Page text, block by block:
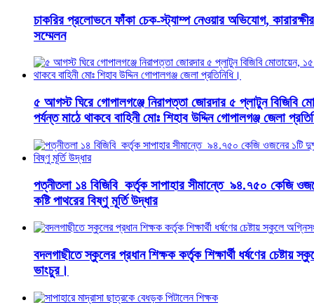
চাকরির প্রলোভনে ফাঁকা চেক-স্ট্যাম্প নেওয়ার অভিযোগ,
সম্মেলন
৫ আগস্ট ঘিরে গোপালগঞ্জে নিরাপত্তা জোরদার ৫ প্লাটুন বিজিবি
পর্যন্ত মাঠে থাকবে বাহিনী মোঃ শিহাব উদ্দিন গোপালগঞ্জ জেলা
পত্নীতলা ১৪ বিজিবি কর্তৃক সাপাহার সীমান্তে ৯৪.৭৫০ কেজি
কষ্টি পাথরের বিষ্ণু মূর্তি উদ্ধার
বদলগাছীতে স্কুলের প্রধান শিক্ষক কর্তৃক শিক্ষার্থী ধর্ষণের চেষ্টায়
ভাংচুর।